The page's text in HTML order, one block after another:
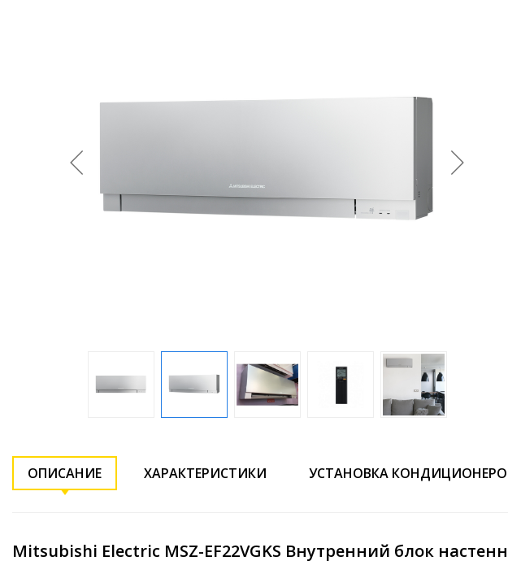
ОПИСАНИЕ ХАРАКТЕРИСТИКИ УСТАНОВКА
Mitsubishi Electric MSZ-EF22VGKS Внутренний блок